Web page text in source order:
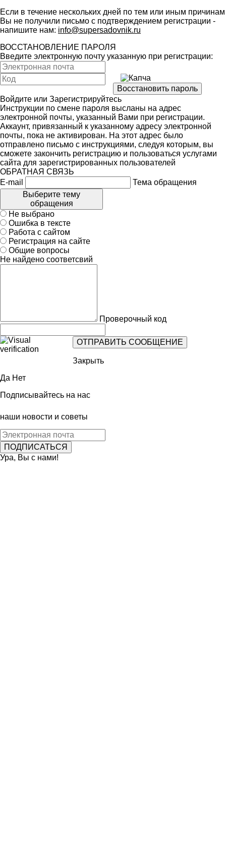
Если в течение нескольких дней по тем или иным причинам
Вы не получили письмо с подтверждением регистрации -
напишите нам: info@supersadovnik.ru
ВОССТАНОВЛЕНИЕ ПАРОЛЯ
Введите электронную почту указанную при регистрации:
Войдите или Зарегистрируйтесь
Инструкции по смене пароля высланы на адрес
электронной почты, указанный Вами при регистрации.
Аккаунт, привязанный к указанному адресу электронной
почты, пока не активирован. На этот адрес было
отправлено письмо с инструкциями, следуя которым, вы
сможете закончить регистрацию и пользоваться услугами
сайта для зарегистрированных пользователей
ОБРАТНАЯ СВЯЗЬ
E-mail
Тема обращения
Выберите тему
обращения
Не выбрано
Ошибка в тексте
Работа с сайтом
Регистрация на сайте
Общие вопросы
Не найдено соответсвий
Проверочный код
Закрыть
Да Нет
Подписывайтесь на нас
наши новости и советы
Ура, Вы с нами!